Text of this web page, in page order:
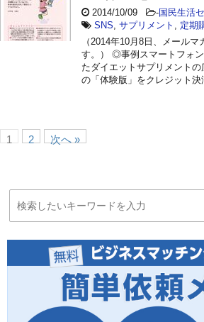
2014/10/09 -国民生活
SNS サプリメント 定期
（2014年10月8日、メール
す。） ◎事例スマートフォ
たダイエットサプリメント
の「体験版」をクレジット決
1 2 次へ »